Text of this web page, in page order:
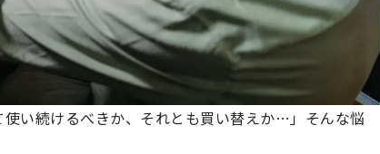
使い続けるべきか、それとも買い替えか…」そんな悩